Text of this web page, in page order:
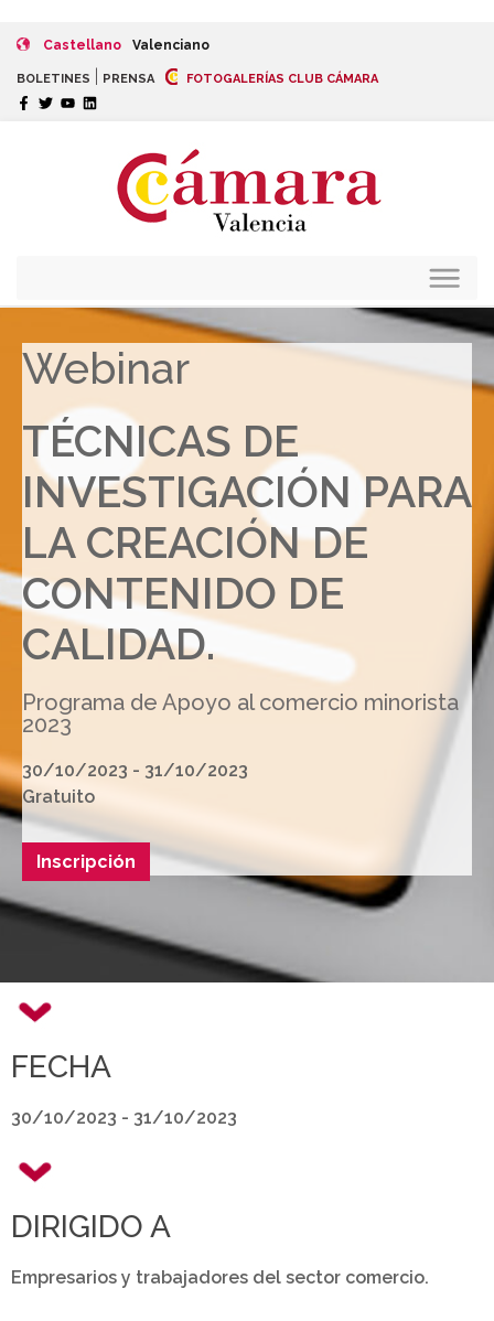
Castellano Valenciano
BOLETINES PRENSA FOTOGALERÍAS CLUB CÁMARA
Webinar
TÉCNICAS DE
INVESTIGACIÓN PARA
LA CREACIÓN DE
CONTENIDO DE
CALIDAD.
Programa de Apoyo al comercio minorista
2023
30/10/2023 - 31/10/2023
Gratuito
Inscripción
FECHA
30/10/2023 - 31/10/2023
DIRIGIDO A
Empresarios y trabajadores del sector comercio.